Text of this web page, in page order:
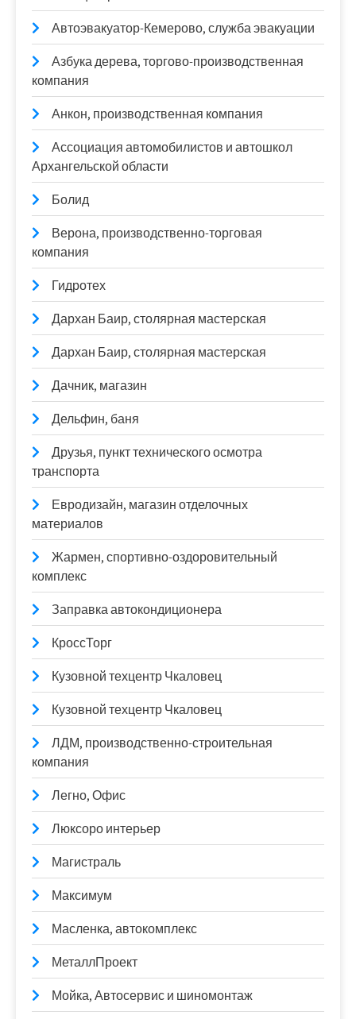
Автоэвакуатор-Кемерово, служба эвакуации
Азбука дерева, торгово-производственная
компания
Анкон, производственная компания
Ассоциация автомобилистов и автошкол
Архангельской области
Болид
Верона, производственно-торговая
компания
Гидротех
Дархан Баир, столярная мастерская
Дархан Баир, столярная мастерская
Дачник, магазин
Дельфин, баня
Друзья, пункт технического осмотра
транспорта
Евродизайн, магазин отделочных
материалов
Жармен, спортивно-оздоровительный
комплекс
Заправка автокондиционера
КроссТорг
Кузовной техцентр Чкаловец
Кузовной техцентр Чкаловец
ЛДМ, производственно-строительная
компания
Легно, Офис
Люксоро интерьер
Магистраль
Максимум
Масленка, автокомплекс
МеталлПроект
Мойка, Автосервис и шиномонтаж